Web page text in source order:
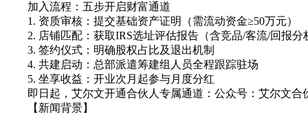
加入流程：五步开启财富通道
1. 资质审核：提交基础资产证明（需流动资金≥50万元）
2. 店铺匹配：获取IRS选址评估报告（含竞品/客流/回报分
3. 签约仪式：明确股权占比及退出机制
4. 共建启动：总部派遣筹建组人员全程跟踪驻场
5. 坐享收益：开业次月起参与月度分红
即日起，艾尔文开通合伙人专属通道：公众号：艾尔文合
【新闻背景】